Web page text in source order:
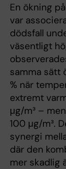
En ökning
var
dödsfall
väsentligt
samma sätt
% när
extremt
μg/m³ –
100 μg/m³.
synergi
där den
mer skadlig